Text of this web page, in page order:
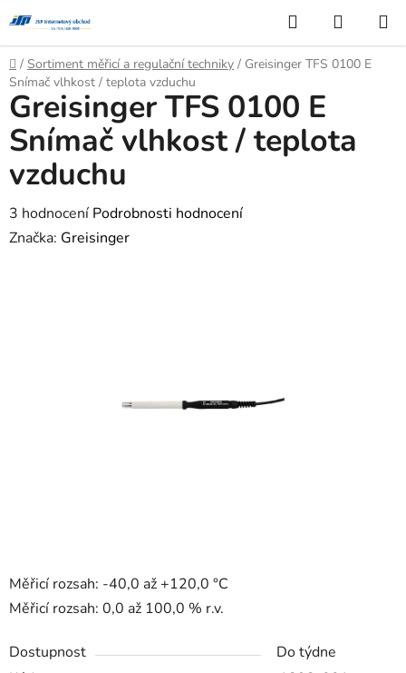
na
obsah
Hledat
KOŠÍK
Domů
/ Sortiment měřicí a regulační techniky / Greisinger TFS 0100 E
Snímač vlhkost / teplota vzduchu
Měřicí rozsah: -40,0 až +120,0 °C
Měřicí rozsah: 0,0 až 100,0 % r.v.
Dostupnost
Do týdne
Greisinger TFS 0100 E
Snímač vlhkost / teplota
vzduchu
Průměrné
hodnocení
3 hodnocení Podrobnosti hodnocení
Značka: Greisinger